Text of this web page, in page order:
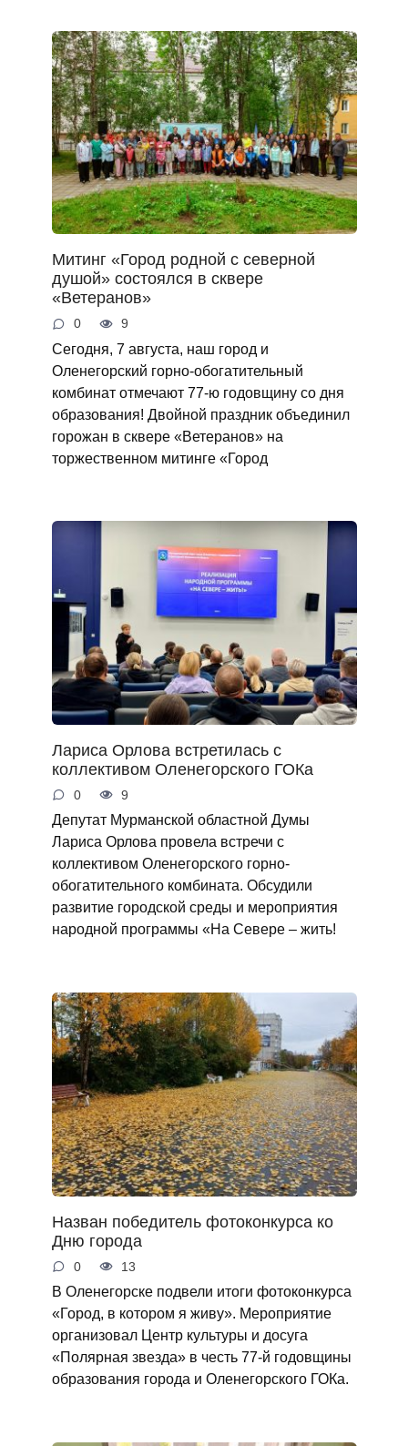
Митинг «Город родной с северной
душой» состоялся в сквере
«Ветеранов»
0 9
Сегодня, 7 августа, наш город и
Оленегорский горно‑обогатительный
комбинат отмечают 77‑ю годовщину со дня
образования! Двойной праздник объединил
горожан в сквере «Ветеранов» на
торжественном митинге «Город
Лариса Орлова встретилась с
коллективом Оленегорского ГОКа
0 9
Депутат Мурманской областной Думы
Лариса Орлова провела встречи с
коллективом Оленегорского горно-
обогатительного комбината. Обсудили
развитие городской среды и мероприятия
народной программы «На Севере – жить!
Назван победитель фотоконкурса ко
Дню города
0 13
В Оленегорске подвели итоги фотоконкурса
«Город, в котором я живу». Мероприятие
организовал Центр культуры и досуга
«Полярная звезда» в честь 77-й годовщины
образования города и Оленегорского ГОКа.